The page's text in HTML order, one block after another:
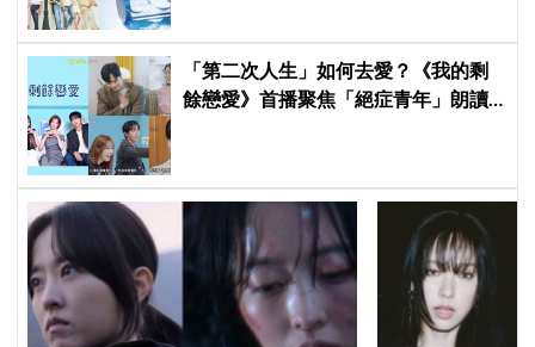
「第二次人生」如何去愛？《我的剩
餘戀愛》首播聚焦「絕症青年」朗讀